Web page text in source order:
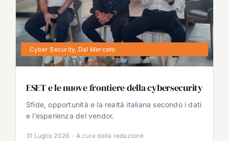
Cyber Security, Dal Mercato
ESET e le nuove frontiere della cybersecurity
Sfide, opportunità e la realtà italiana secondo i dati
e l’esperienza del vendor.
31 Luglio 2026 · A cura della redazione